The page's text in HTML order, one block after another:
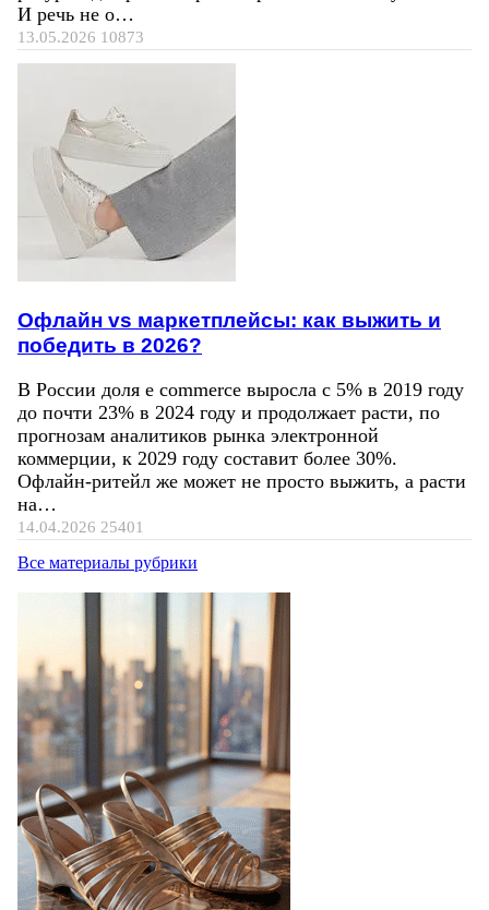
И речь не о…
13.05.2026 10873
Офлайн vs маркетплейсы: как выжить и
победить в 2026?
В России доля e commerce выросла с 5% в 2019 году
до почти 23% в 2024 году и продолжает расти, по
прогнозам аналитиков рынка электронной
коммерции, к 2029 году составит более 30%.
Офлайн-ритейл же может не просто выжить, а расти
на…
14.04.2026 25401
Все материалы рубрики